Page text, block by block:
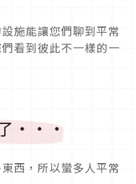
施能讓您們聊到平常
看到彼此不一樣的一
・・・
西，所以蠻多人平常